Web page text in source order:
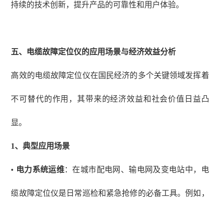
持续的技术创新，提升产品的可靠性和用户体验。
五、 电缆故障定位仪的应用场景与经济效益分析
高效的电缆故障定位仪在国民经济的多个关键领域发挥着
不可替代的作用，其带来的经济效益和社会价值日益凸
显。
1、典型应用场景
• 电力系统运维：在城市配电网、输电网及变电站中，电
缆故障定位仪是日常巡检和紧急抢修的必备工具。例如，